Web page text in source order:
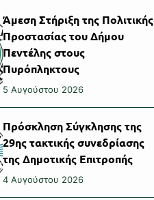
Άμεση Στήριξη της Πολιτικής
Προστασίας του Δήμου
Πεντέλης στους
Πυρόπληκτους
5 Αυγούστου 2026
Πρόσκληση Σύγκλησης της
29ης τακτικής συνεδρίασης
της Δημοτικής Επιτροπής
4 Αυγούστου 2026